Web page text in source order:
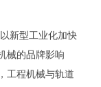
新型工业化加快
械的品牌影响
工程机械与轨道